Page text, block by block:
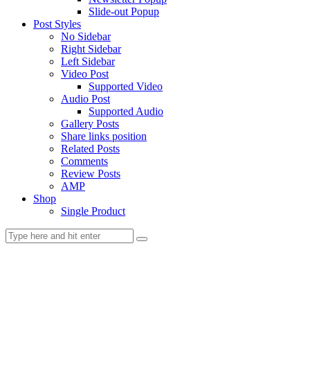
Slide-out Popup
Post Styles
No Sidebar
Right Sidebar
Left Sidebar
Video Post
Supported Video
Audio Post
Supported Audio
Gallery Posts
Share links position
Related Posts
Comments
Review Posts
AMP
Shop
Single Product